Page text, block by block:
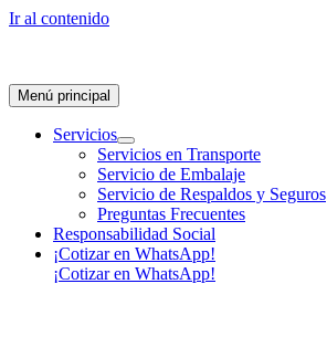
Ir al contenido
Menú principal
Servicios
Servicios en Transporte
Servicio de Embalaje
Servicio de Respaldos y Seguros
Preguntas Frecuentes
Responsabilidad Social
¡Cotizar en WhatsApp!
¡Cotizar en WhatsApp!